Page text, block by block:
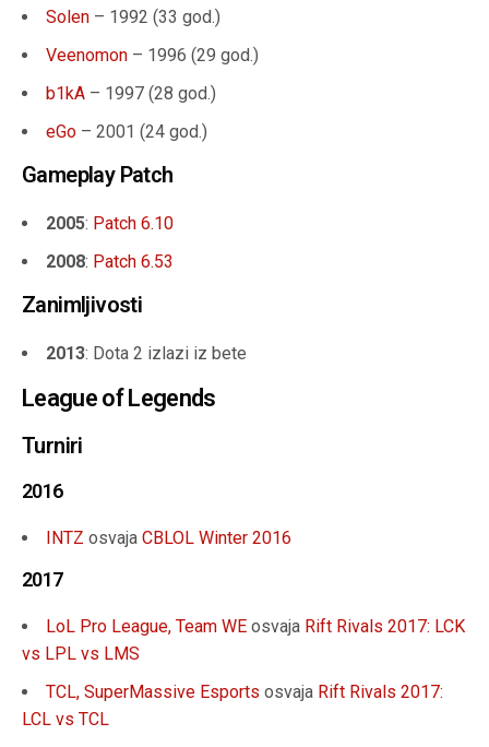
Solen – 1992 (33 god.)
Veenomon – 1996 (29 god.)
b1kA – 1997 (28 god.)
eGo – 2001 (24 god.)
Gameplay Patch
2005: Patch 6.10
2008: Patch 6.53
Zanimljivosti
2013: Dota 2 izlazi iz bete
League of Legends
Turniri
2016
INTZ osvaja CBLOL Winter 2016
2017
LoL Pro League, Team WE osvaja Rift Rivals 2017: LCK
vs LPL vs LMS
TCL, SuperMassive Esports osvaja Rift Rivals 2017:
LCL vs TCL